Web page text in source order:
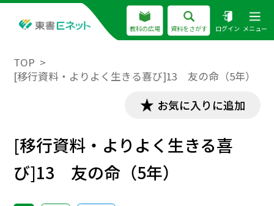
教科の広場 資料をさがす ログイン メニュー
TOP
[移行資料・よりよく生きる喜び]13 友の命（5年）
お気に入りに追加
[移行資料・よりよく生きる喜
び]13 友の命（5年）